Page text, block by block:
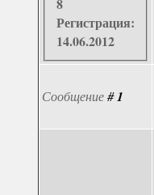
Регистрация:
14.06.2012
Сообщение#1